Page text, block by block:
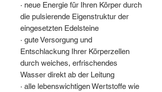
· neue Energie für Ihren Körper durch
die pulsierende Eigenstruktur der
eingesetzten Edelsteine
· gute Versorgung und
Entschlackung Ihrer Körperzellen
durch weiches, erfrischendes
Wasser direkt ab der Leitung
· alle lebenswichtigen Wertstoffe wie